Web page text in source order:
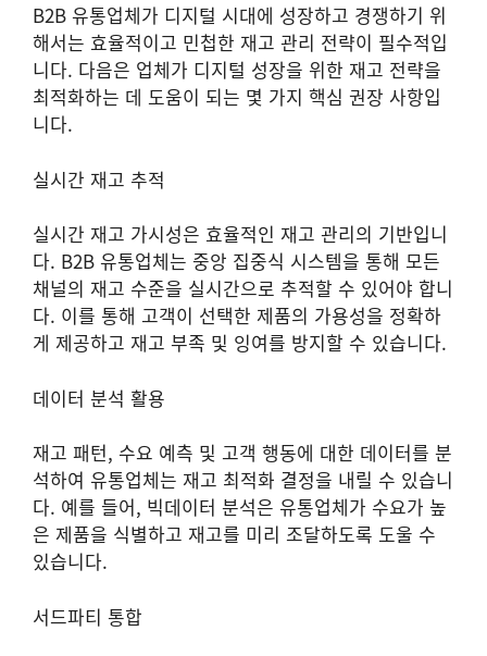
B2B 유통업체가 디지털 시대에 성장하고 경쟁하기 위
해서는 효율적이고 민첩한 재고 관리 전략이 필수적입
니다. 다음은 업체가 디지털 성장을 위한 재고 전략을
최적화하는 데 도움이 되는 몇 가지 핵심 권장 사항입
니다.
실시간 재고 추적
실시간 재고 가시성은 효율적인 재고 관리의 기반입니
다. B2B 유통업체는 중앙 집중식 시스템을 통해 모든
채널의 재고 수준을 실시간으로 추적할 수 있어야 합니
다. 이를 통해 고객이 선택한 제품의 가용성을 정확하
게 제공하고 재고 부족 및 잉여를 방지할 수 있습니다.
데이터 분석 활용
재고 패턴, 수요 예측 및 고객 행동에 대한 데이터를 분
석하여 유통업체는 재고 최적화 결정을 내릴 수 있습니
다. 예를 들어, 빅데이터 분석은 유통업체가 수요가 높
은 제품을 식별하고 재고를 미리 조달하도록 도울 수
있습니다.
서드파티 통합